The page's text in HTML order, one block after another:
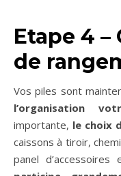
Etape 4
de
Vos piles sont
l’organisation
importante, le choix
caissons à tiroir,
panel d’accessoires